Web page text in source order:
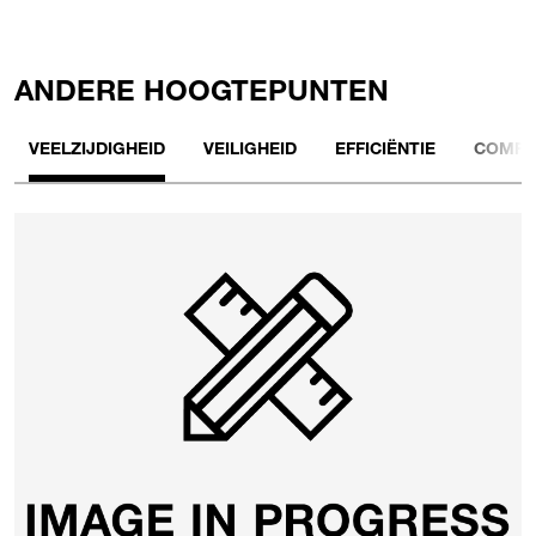
ANDERE HOOGTEPUNTEN
VEELZIJDIGHEID VEILIGHEID EFFICIËNTIE